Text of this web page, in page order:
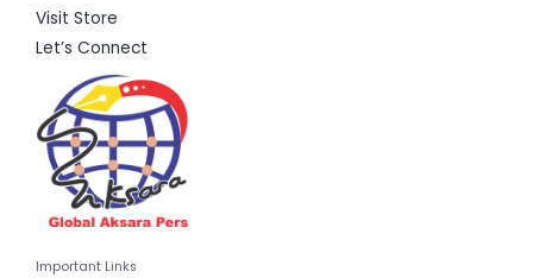
Visit Store
Let’s Connect
Important Links